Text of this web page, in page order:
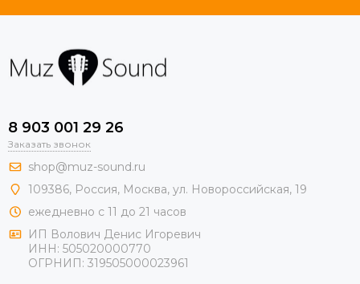
8 903 001 29 26
Заказать звонок
shop@muz-sound.ru
109386, Россия, Москва, ул. Новороссийская, 19
ежедневно с 11 до 21 часов
ИП Волович Денис Игоревич
ИНН: 505020000770
ОГРНИП: 319505000023961